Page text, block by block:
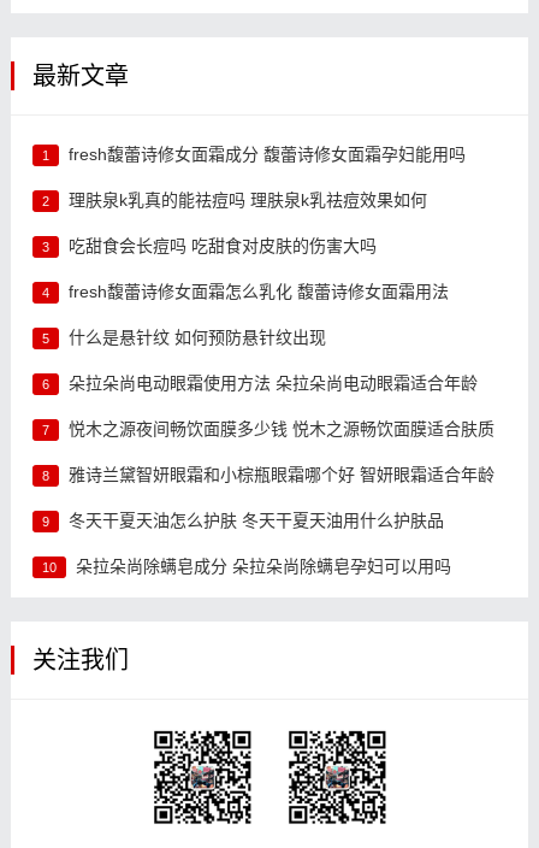
最新文章
1 fresh馥蕾诗修女面霜成分 馥蕾诗修女面霜孕妇能用吗
2 理肤泉k乳真的能祛痘吗 理肤泉k乳祛痘效果如何
3 吃甜食会长痘吗 吃甜食对皮肤的伤害大吗
4 fresh馥蕾诗修女面霜怎么乳化 馥蕾诗修女面霜用法
5 什么是悬针纹 如何预防悬针纹出现
6 朵拉朵尚电动眼霜使用方法 朵拉朵尚电动眼霜适合年龄
7 悦木之源夜间畅饮面膜多少钱 悦木之源畅饮面膜适合肤质
8 雅诗兰黛智妍眼霜和小棕瓶眼霜哪个好 智妍眼霜适合年龄
9 冬天干夏天油怎么护肤 冬天干夏天油用什么护肤品
10 朵拉朵尚除螨皂成分 朵拉朵尚除螨皂孕妇可以用吗
关注我们